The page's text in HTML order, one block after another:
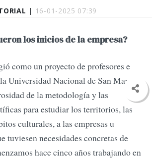
| 16-01-2025 07:39
los inicios de la empresa?
como un proyecto de profesores e
Universidad Nacional de San Martín,
de la metodología y las
para estudiar los territorios, las
culturales, a las empresas u
tuviesen necesidades concretas de
hace cinco años trabajando en